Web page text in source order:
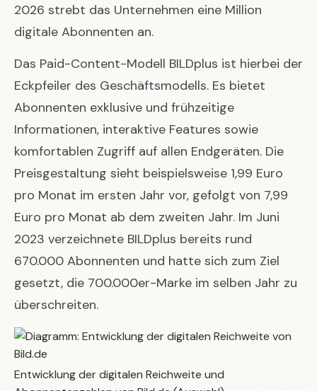
2026 strebt das Unternehmen eine Million
digitale Abonnenten an.
Das Paid-Content-Modell BILDplus ist hierbei der
Eckpfeiler des Geschäftsmodells. Es bietet
Abonnenten exklusive und frühzeitige
Informationen, interaktive Features sowie
komfortablen Zugriff auf allen Endgeräten. Die
Preisgestaltung sieht beispielsweise 1,99 Euro
pro Monat im ersten Jahr vor, gefolgt von 7,99
Euro pro Monat ab dem zweiten Jahr. Im Juni
2023 verzeichnete BILDplus bereits rund
670.000 Abonnenten und hatte sich zum Ziel
gesetzt, die 700.000er-Marke im selben Jahr zu
überschreiten.
Entwicklung der digitalen Reichweite und